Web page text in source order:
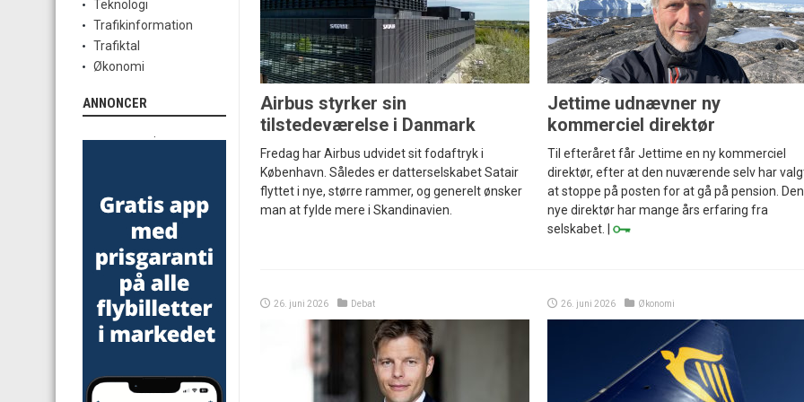
Airbus styrker sin
tilstedeværelse i Danmark
Fredag har Airbus udvidet sit fodaftryk i
København. Således er datterselskabet Satair
flyttet i nye, større rammer, og generelt ønsker
man at fylde mere i Skandinavien.
Jettime udnævner ny
kommerciel direktør
Til efteråret får Jettime en ny kommerciel
direktør, efter at den nuværende selv har
at stoppe på posten for at gå på pension. Den
nye direktør har mange års erfaring fra
selskabet. |
26. juni 2026 Debat 26. juni 2026 Økonomi
Teknologi
Trafikinformation
Trafiktal
Økonomi
ANNONCER